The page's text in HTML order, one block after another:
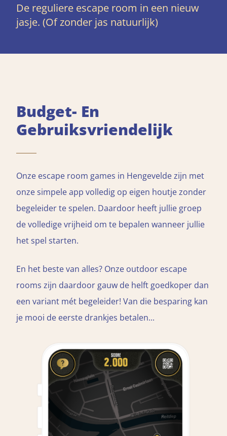
De reguliere escape room in een nieuw
jasje. (Of zonder jas natuurlijk)
Budget- En
Gebruiksvriendelijk
Onze escape room games in Hengevelde zijn met
onze simpele app volledig op eigen houtje zonder
begeleider te spelen. Daardoor heeft jullie groep
de volledige vrijheid om te bepalen wanneer jullie
het spel starten.
En het beste van alles? Onze outdoor escape
rooms zijn daardoor gauw de helft goedkoper dan
een variant mét begeleider! Van die besparing kan
je mooi de eerste drankjes betalen...